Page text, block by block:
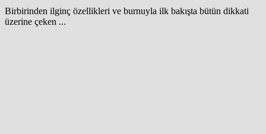
Birbirinden ilginç özellikleri ve burnuyla ilk bakışta bütün dikkati
üzerine çeken ...